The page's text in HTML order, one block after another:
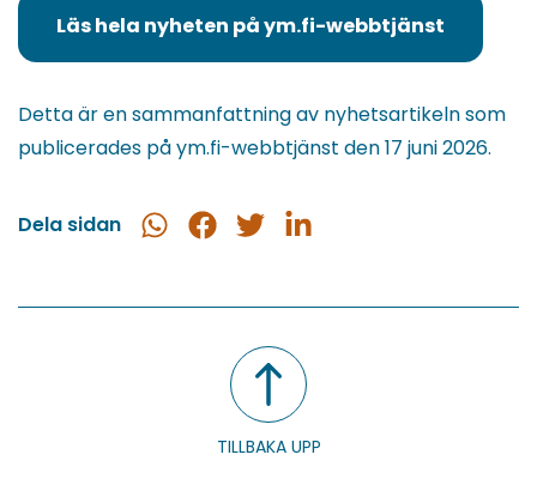
Läs hela nyheten på ym.fi-webbtjänst
(du
omdirigerad
till
Detta är en sammanfattning av nyhetsartikeln som
publicerades på ym.fi-webbtjänst den 17 juni 2026.
Dela sidan
Dela
Dela
Dela
Dela
TILLBAKA UPP